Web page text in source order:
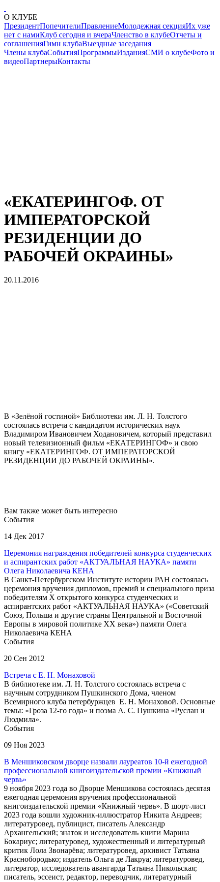
О КЛУБЕ
ПрезидентПопечителиПравлениеМолодежная секцияИх уже
нет с намиКлуб сегодня и вчераЧленство в клубеОтчеты и
соглашенияГимн клубаВыездные заседания
Члены клубаСобытияПрограммыИзданияСМИ о клубеФото и
видеоПартнерыКонтакты
«ЕКАТЕРИНГОФ. ОТ
ИМПЕРАТОРСКОЙ
РЕЗИДЕНЦИИ ДО
РАБОЧЕЙ ОКРАИНЫ»
20.11.2016
В «Зелёной гостиной» Библиотеки им. Л. Н. Толстого
состоялась встреча с кандидатом исторических наук
Владимиром Ивановичем Ходановичем, который представил
новый телевизионный фильм «ЕКАТЕРИНГОФ» и свою
книгу «ЕКАТЕРИНГОФ. ОТ ИМПЕРАТОРСКОЙ
РЕЗИДЕНЦИИ ДО РАБОЧЕЙ ОКРАИНЫ».
Вам также может быть интересно
События
14 Дек 2017
Церемония награждения победителей конкурса студенческих
и аспирантских работ «АКТУАЛЬНАЯ НАУКА» памяти
Олега Николаевича КЕНА
В Санкт-Петербургском Институте истории РАН состоялась
церемония вручения дипломов, премий и специального приза
победителям X открытого конкурса студенческих и
аспирантских работ «АКТУАЛЬНАЯ НАУКА» («Советский
Союз, Польша и другие страны Центральной и Восточной
Европы в мировой политике ХХ века») памяти Олега
Николаевича КЕНА
События
20 Сен 2012
Встреча с Е. Н. Монаховой
В библиотеке им. Л. Н. Толстого состоялась встреча с
научным сотрудником Пушкинского Дома, членом
Всемирного клуба петербуржцев Е. Н. Монаховой. Основные
темы: «Гроза 12-го года» и поэма А. С. Пушкина «Руслан и
Людмила».
События
09 Ноя 2023
В Меншиковском дворце назвали лауреатов 10-й ежегодной
профессиональной книгоиздательской премии «Книжный
червь»
9 ноября 2023 года во Дворце Меншикова состоялась десятая
ежегодная церемония вручения профессиональной
книгоиздательской премии «Книжный червь». В шорт-лист
2023 года вошли художник-иллюстратор Никита Андреев;
литературовед, публицист, писатель Александр
Архангельский; знаток и исследователь книги Марина
Бокариус; литературовед, художественный и литературный
критик Лола Звонарёва; литературовед, архивист Татьяна
Краснобородько; издатель Ольга де Лакруа; литературовед,
литератор, исследователь авангарда Татьяна Никольская;
писатель, эссеист, редактор, переводчик, литературный